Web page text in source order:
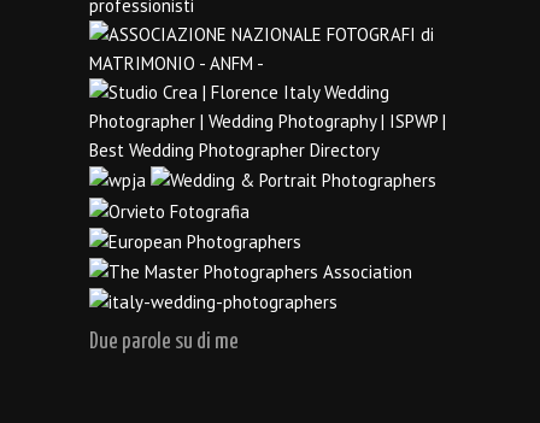
Due parole su di me